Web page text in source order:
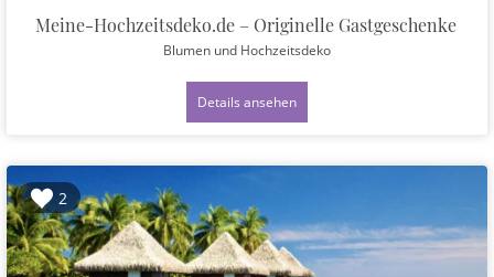
Meine-Hochzeitsdeko.de – Originelle Gastgeschenke
Blumen und Hochzeitsdeko
Details ansehen
2